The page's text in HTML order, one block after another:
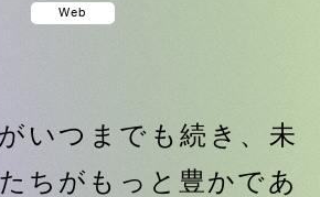
Web
いつまでも続き、未
ちがもっと豊かであ